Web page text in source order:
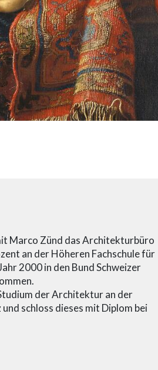
Marco Zünd das Architekturbüro
an der Höheren Fachschule für
2000 in den Bund Schweizer
der Architektur an der
schloss dieses mit Diplom bei